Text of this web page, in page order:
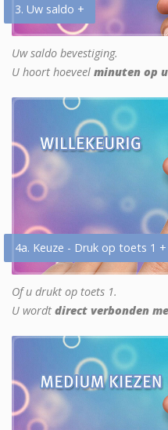
3. Uw saldo +
Uw saldo bevestiging.
U hoort hoeveel minuten op
4a. Keuze - Druk op toets 1 +
Of u drukt op toets 1.
U wordt direct verbonden